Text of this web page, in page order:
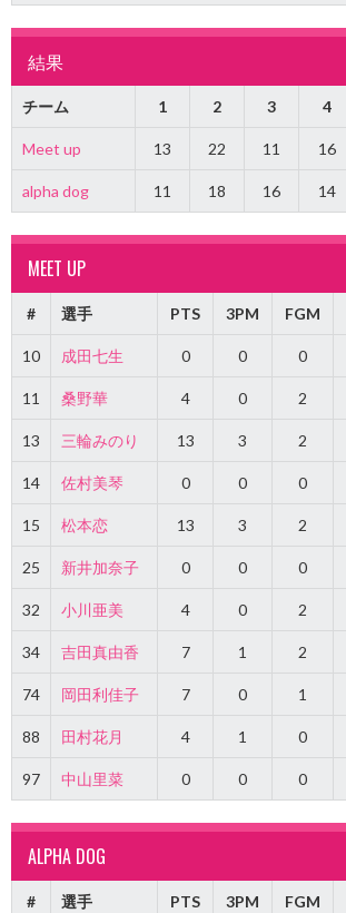
結果
チーム 1 2 3 4
Meet up 13 22 11 16
alpha dog 11 18 16 14
MEET UP
# 選手 PTS 3PM FGM
10 成田七生 0 0 0
11 桑野華 4 0 2
13 三輪みのり 13 3 2
14 佐村美琴 0 0 0
15 松本恋 13 3 2
25 新井加奈子 0 0 0
32 小川亜美 4 0 2
34 吉田真由香 7 1 2
74 岡田利佳子 7 0 1
88 田村花月 4 1 0
97 中山里菜 0 0 0
ALPHA DOG
# 選手 PTS 3PM FGM